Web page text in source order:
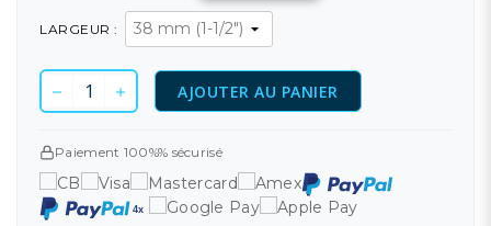
LARGEUR :
AJOUTER AU PANIER
Paiement 100%% sécurisé